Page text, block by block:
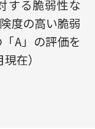
する脆弱性な
度の高い脆弱
A」の評価を
在）